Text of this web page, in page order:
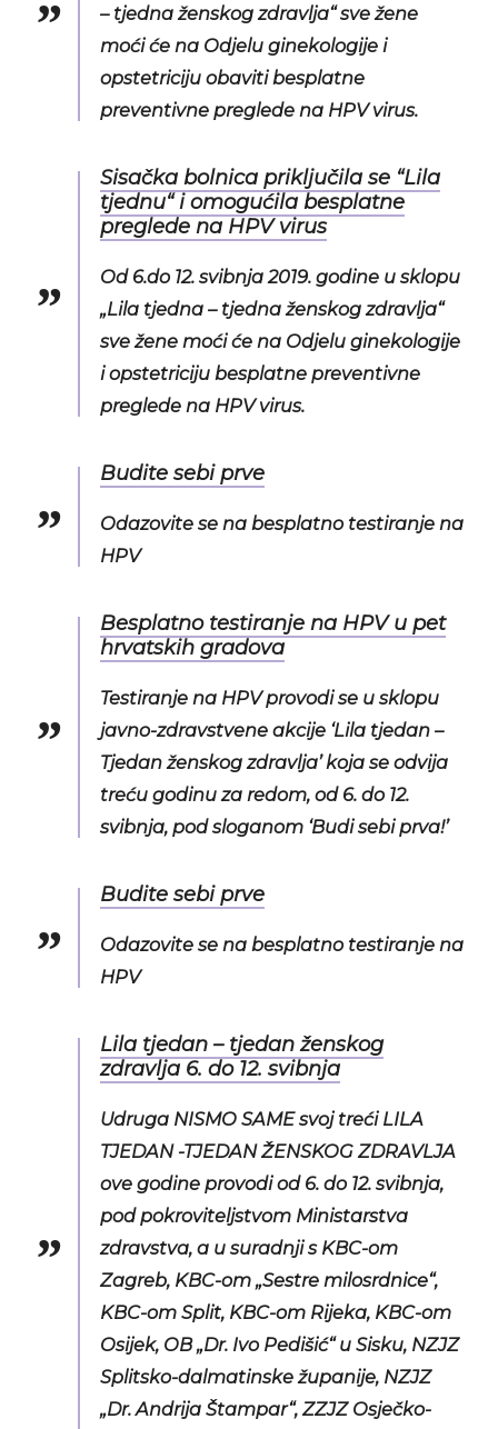
– tjedna ženskog zdravlja“ sve žene
moći će na Odjelu ginekologije i
opstetriciju obaviti besplatne
preventivne preglede na HPV virus.
Sisačka bolnica priključila se “Lila
tjednu“ i omogućila besplatne
preglede na HPV virus
Od 6.do 12. svibnja 2019. godine u sklopu
„Lila tjedna – tjedna ženskog zdravlja“
sve žene moći će na Odjelu ginekologije
i opstetriciju besplatne preventivne
preglede na HPV virus.
Budite sebi prve
Odazovite se na besplatno testiranje na
HPV
Besplatno testiranje na HPV u pet
hrvatskih gradova
Testiranje na HPV provodi se u sklopu
javno-zdravstvene akcije ‘Lila tjedan –
Tjedan ženskog zdravlja’ koja se odvija
treću godinu za redom, od 6. do 12.
svibnja, pod sloganom ‘Budi sebi prva!’
Budite sebi prve
Odazovite se na besplatno testiranje na
HPV
Lila tjedan – tjedan ženskog
zdravlja 6. do 12. svibnja
Udruga NISMO SAME svoj treći LILA
TJEDAN -TJEDAN ŽENSKOG ZDRAVLJA
ove godine provodi od 6. do 12. svibnja,
pod pokroviteljstvom Ministarstva
zdravstva, a u suradnji s KBC-om
Zagreb, KBC-om „Sestre milosrdnice“,
KBC-om Split, KBC-om Rijeka, KBC-om
Osijek, OB „Dr. Ivo Pedišić“ u Sisku, NZJZ
Splitsko-dalmatinske županije, NZJZ
„Dr. Andrija Štampar“, ZZJZ Osječko-